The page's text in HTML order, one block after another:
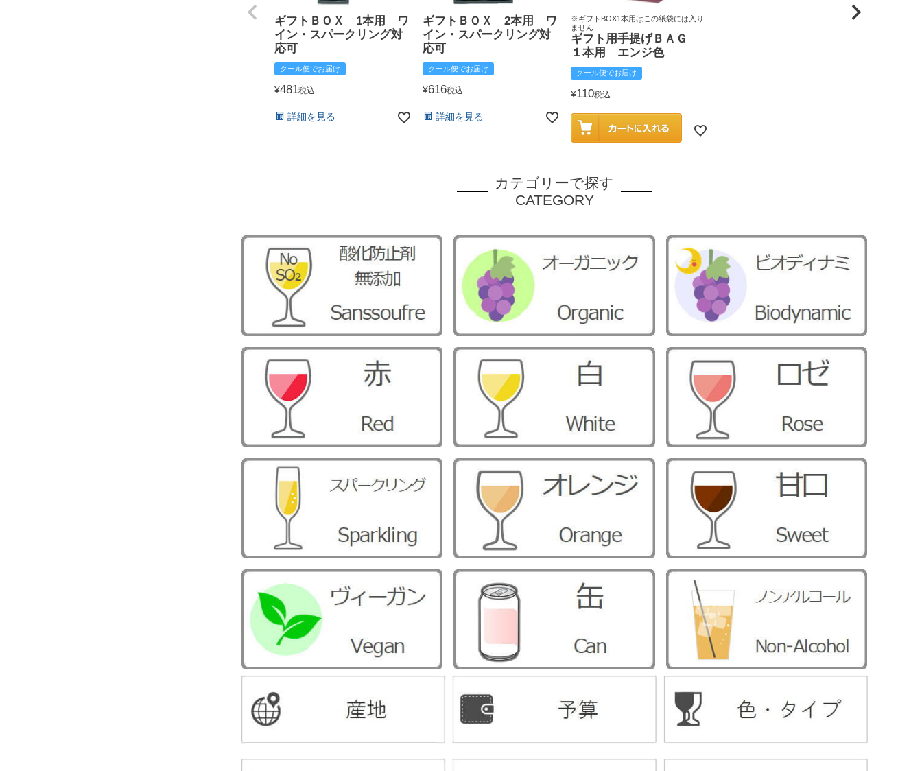
ギフトＢＯＸ 1本用 ワ
イン・スパークリング対
応可
クール便でお届け
¥481税込
詳細を見る
ギフトＢＯＸ 2本用 ワ
イン・スパークリング対
応可
クール便でお届け
¥616税込
詳細を見る
※ギフトBOX1本用はこの紙袋には入り
ません
ギフト用手提げＢＡＧ
１本用 エンジ色
クール便でお届け
¥110税込
カテゴリーで探す
CATEGORY